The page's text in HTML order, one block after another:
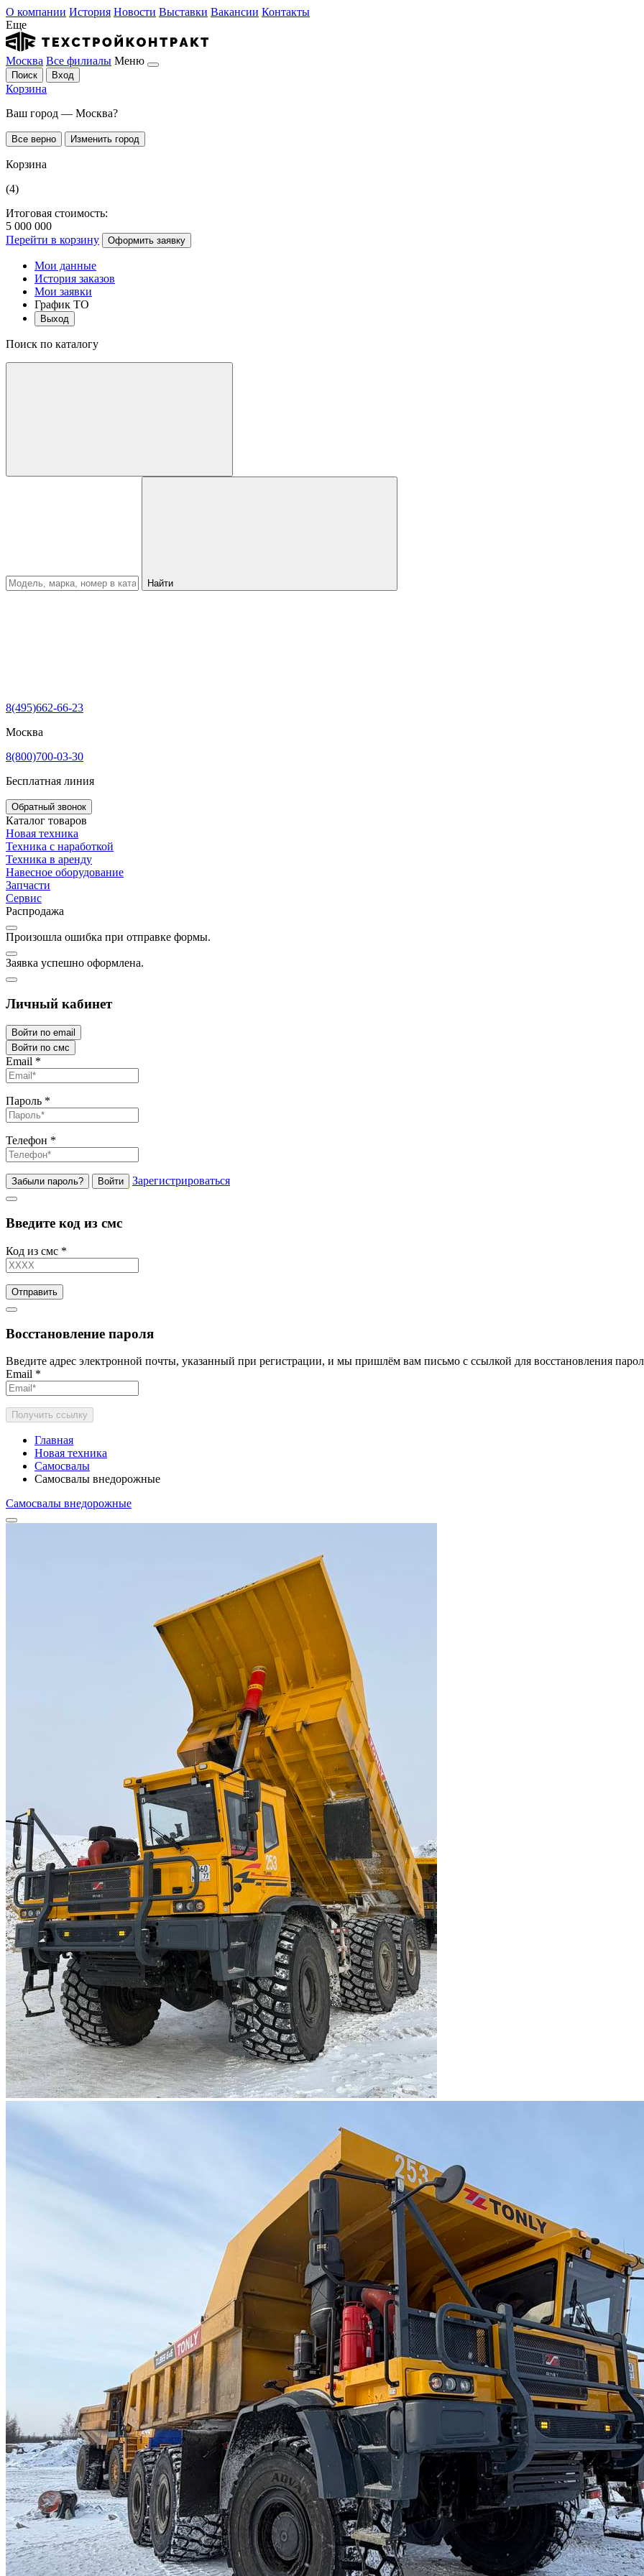
О компании История Новости Выставки Вакансии Контакты
Еще
Москва Все филиалы Меню
Поиск Вход
Корзина
Ваш город — Москва?
Все верно Изменить город
Корзина
(4)
Итоговая стоимость:
5 000 000
Перейти в корзину
Оформить заявку
Мои данные
История заказов
Мои заявки
График ТО
Выход
Поиск по каталогу
Найти
8(495)662-66-23
Москва
8(800)700-03-30
Бесплатная линия
Обратный звонок
Каталог товаров
Новая техника
Техника с наработкой
Техника в аренду
Навесное оборудование
Запчасти
Сервис
Распродажа
Произошла ошибка при отправке формы.
Заявка успешно оформлена.
Личный кабинет
Войти по email
Войти по смс
Email *
Пароль *
Телефон *
Забыли пароль? Войти Зарегистрироваться
Введите код из смс
Код из смс *
Отправить
Восстановление пароля
Введите адрес электронной почты, указанный при регистрации, и мы пришлём вам письмо с ссылкой для восстановления
Email *
Получить ссылку
Главная
Новая техника
Самосвалы
Самосвалы внедорожные
Самосвалы внедорожные